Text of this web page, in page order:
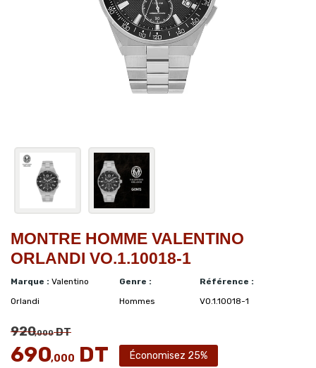
MONTRE HOMME VALENTINO
ORLANDI VO.1.10018-1
Marque : Valentino
Orlandi
Genre :
Hommes
Référence :
VO.1.10018-1
920,000DT
690,000 DT Économisez 25%